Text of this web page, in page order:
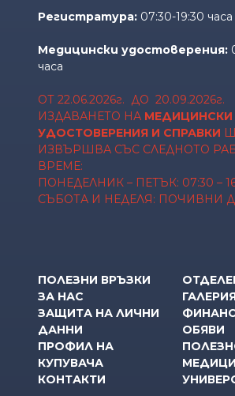
Регистратура: 07:30-19:30 часа
Медицински удостоверения:
часа
ОТ 22.06.2026г. ДО 20.09.2026г.
ИЗДАВАНЕТО НА МЕДИЦИНСКИ
УДОСТОВЕРЕНИЯ И СПРАВКИ
ИЗВЪРШВА СЪС СЛЕДНОТО
ВРЕМЕ:
ПОНЕДЕЛНИК – ПЕТЪК: 07:30 –
СЪБОТА И НЕДЕЛЯ: ПОЧИВНИ
ПОЛЕЗНИ ВРЪЗКИ
ЗА НАС
ЗАЩИТА НА ЛИЧНИ
ДАННИ
ПРОФИЛ НА
КУПУВАЧА
КОНТАКТИ
ОБЯВИ